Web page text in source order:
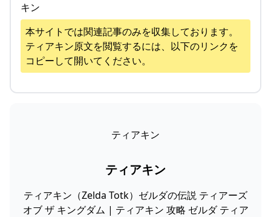
キン
本サイトでは関連記事のみを収集しております。
ティアキン原文を閲覧するには、以下のリンクを
コピーして開いてください。
ティアキン
ティアキン
ティアキン（Zelda Totk）ゼルダの伝説 ティアーズ
オブ ザ キングダム | ティアキン 攻略 ゼルダ ティア